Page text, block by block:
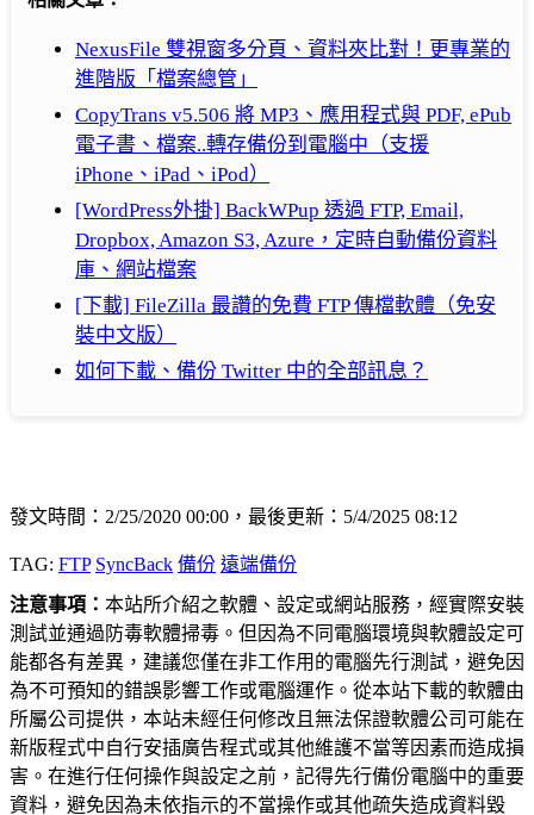
NexusFile 雙視窗多分頁、資料夾比對！更專業的
進階版「檔案總管」
CopyTrans v5.506 將 MP3、應用程式與 PDF, ePub
電子書、檔案..轉存備份到電腦中（支援
iPhone、iPad、iPod）
[WordPress外掛] BackWPup 透過 FTP, Email,
Dropbox, Amazon S3, Azure，定時自動備份資料
庫、網站檔案
[下載] FileZilla 最讚的免費 FTP 傳檔軟體（免安
裝中文版）
如何下載、備份 Twitter 中的全部訊息？
發文時間：2/25/2020 00:00，最後更新：5/4/2025 08:12
TAG: FTP SyncBack 備份 遠端備份
注意事項： 本站所介紹之軟體、設定或網站服務，經實際安裝
測試並通過防毒軟體掃毒。但因為不同電腦環境與軟體設定可
能都各有差異，建議您僅在非工作用的電腦先行測試，避免因
為不可預知的錯誤影響工作或電腦運作。從本站下載的軟體由
所屬公司提供，本站未經任何修改且無法保證軟體公司可能在
新版程式中自行安插廣告程式或其他維護不當等因素而造成損
害。在進行任何操作與設定之前，記得先行備份電腦中的重要
資料，避免因為未依指示的不當操作或其他疏失造成資料毀